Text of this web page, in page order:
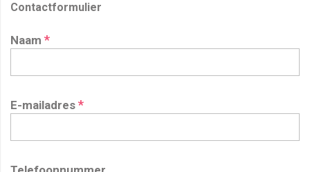
Contactformulier
Naam *
E-mailadres *